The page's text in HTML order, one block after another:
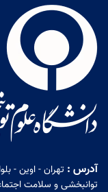
آدرس : تهران - اوین -
توانبخشی و سلامت